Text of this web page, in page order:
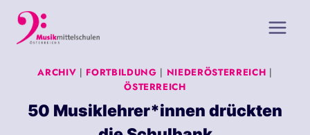
Zum
Inhalt
ARCHIV | FORTBILDUNG | NIEDERÖSTERREICH |
ÖSTERREICH
50 Musiklehrer*innen drückten